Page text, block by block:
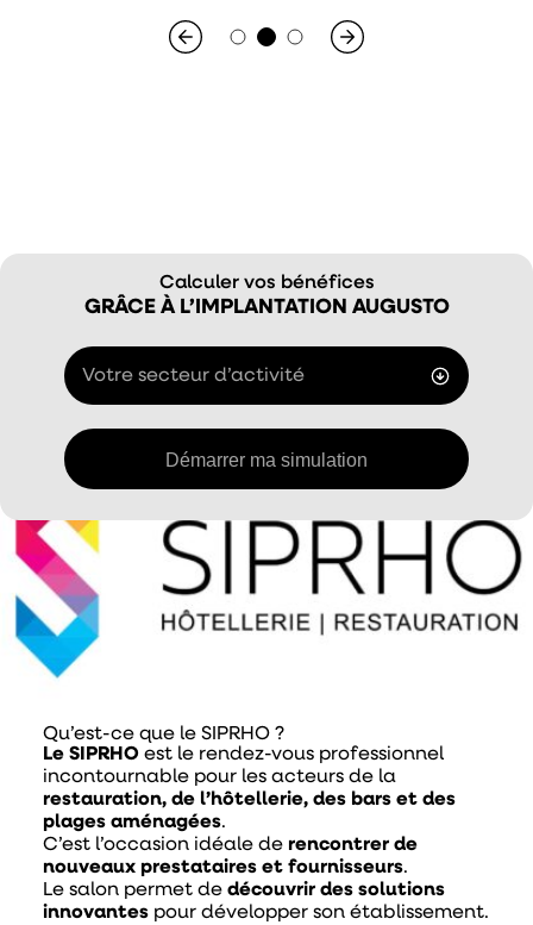
Calculer vos bénéfices
GRÂCE À L’IMPLANTATION AUGUSTO
Votre secteur d’activité
Qu’est-ce que le SIPRHO ?
Le SIPRHOest le rendez-vous professionnel
incontournable pour les acteurs de la
restauration, de l’hôtellerie, des bars et des
plages aménagées.
C’est l’occasion idéale de rencontrer de
nouveaux prestataires et fournisseurs.
Le salon permet de découvrir des solutions
innovantespour développer son établissement.